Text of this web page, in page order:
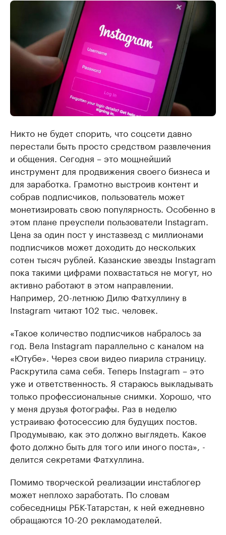
Никто не будет спорить, что соцсети давно
перестали быть просто средством развлечения
и общения. Сегодня – это мощнейший
инструмент для продвижения своего бизнеса и
для заработка. Грамотно выстроив контент и
собрав подписчиков, пользователь может
монетизировать свою популярность. Особенно в
этом плане преуспели пользователи Instagram.
Цена за один пост у инстазвезд с миллионами
подписчиков может доходить до нескольких
сотен тысяч рублей. Казанские звезды Instagram
пока такими цифрами похвастаться не могут, но
активно работают в этом направлении.
Например, 20-летнюю Дилю Фатхуллину в
Instagram читают 102 тыс. человек.
«Такое количество подписчиков набралось за
год. Вела Instagram параллельно с каналом на
«Ютубе». Через свои видео пиарила страницу.
Раскрутила сама себя. Теперь Instagram – это
уже и ответственность. Я стараюсь выкладывать
только профессиональные снимки. Хорошо, что
у меня друзья фотографы. Раз в неделю
устраиваю фотосессию для будущих постов.
Продумываю, как это должно выглядеть. Какое
фото должно быть для того или иного поста», -
делится секретами Фатхуллина.
Помимо творческой реализации инстаблогер
может неплохо заработать. По словам
собеседницы РБК-Татарстан, к ней ежедневно
обращаются 10-20 рекламодателей.